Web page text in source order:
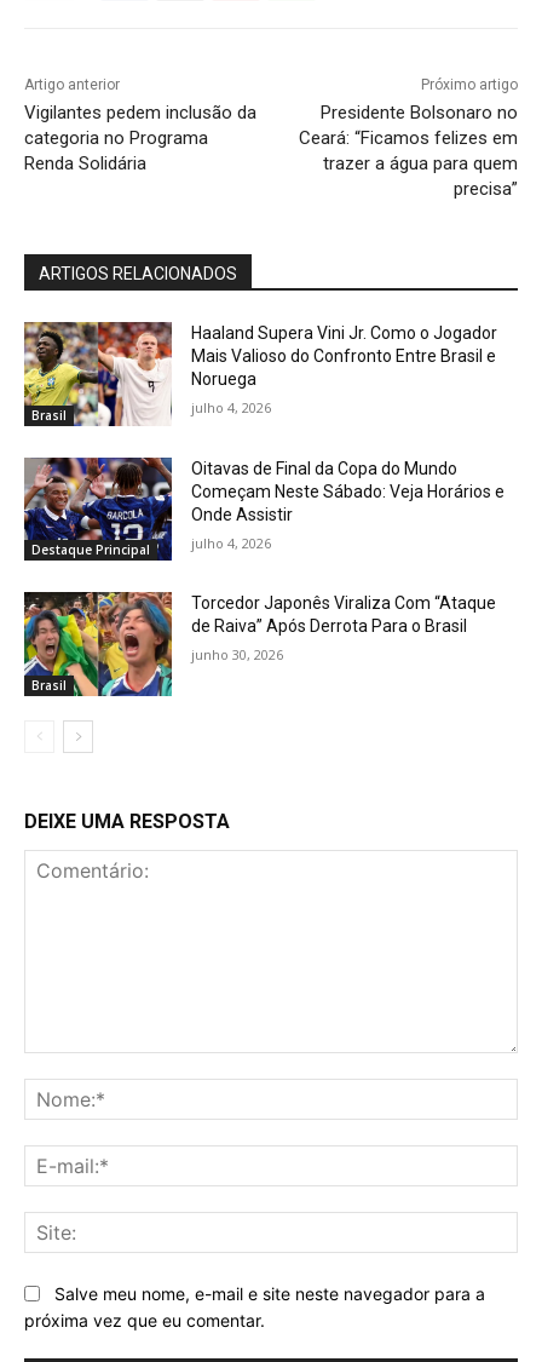
Artigo anterior
Vigilantes pedem inclusão da
categoria no Programa
Renda Solidária
Próximo artigo
Presidente Bolsonaro no
Ceará: “Ficamos felizes em
trazer a água para quem
precisa”
ARTIGOS RELACIONADOS
Brasil
Haaland Supera Vini Jr. Como o Jogador
Mais Valioso do Confronto Entre Brasil e
Noruega
julho 4, 2026
Destaque Principal
Oitavas de Final da Copa do Mundo
Começam Neste Sábado: Veja Horários e
Onde Assistir
julho 4, 2026
Brasil
Torcedor Japonês Viraliza Com “Ataque
de Raiva” Após Derrota Para o Brasil
junho 30, 2026
DEIXE UMA RESPOSTA
Salve meu nome, e-mail e site neste navegador para a
próxima vez que eu comentar.